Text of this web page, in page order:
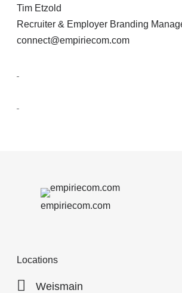
Tim Etzold
Recruiter & Employer Branding
connect@empiriecom.com
empiriecom.com
Locations
Weismain